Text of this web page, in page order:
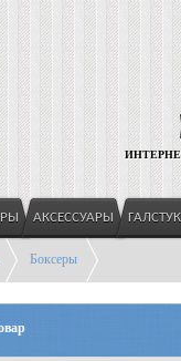
АКСЕССУАРЫ
Боксеры